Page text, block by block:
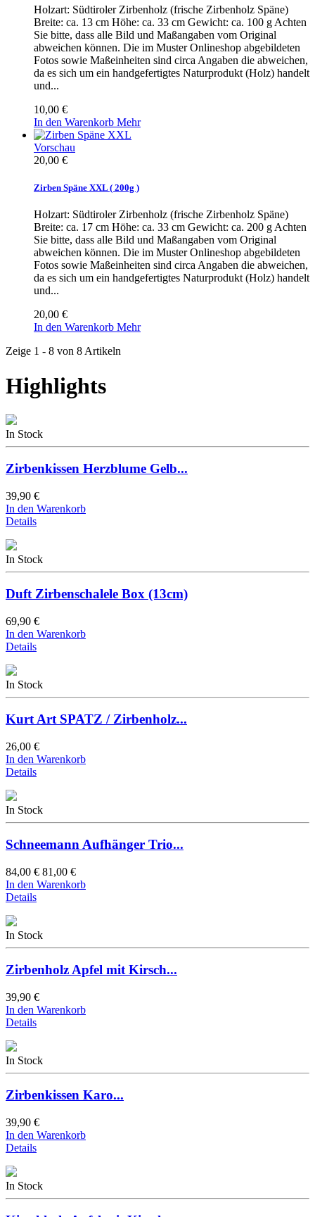
Holzart: Südtiroler Zirbenholz (frische Zirbenholz Späne)
Breite: ca. 13 cm Höhe: ca. 33 cm Gewicht: ca. 100 g Achten
Sie bitte, dass alle Bild und Maßangaben vom Original
abweichen können. Die im Muster Onlineshop abgebildeten
Fotos sowie Maßeinheiten sind circa Angaben die abweichen,
da es sich um ein handgefertigtes Naturprodukt (Holz) handelt
und...
10,00 €
In den Warenkorb Mehr
Vorschau
20,00 €
Zirben Späne XXL ( 200g )
Holzart: Südtiroler Zirbenholz (frische Zirbenholz Späne)
Breite: ca. 17 cm Höhe: ca. 33 cm Gewicht: ca. 200 g Achten
Sie bitte, dass alle Bild und Maßangaben vom Original
abweichen können. Die im Muster Onlineshop abgebildeten
Fotos sowie Maßeinheiten sind circa Angaben die abweichen,
da es sich um ein handgefertigtes Naturprodukt (Holz) handelt
und...
20,00 €
In den Warenkorb Mehr
Zeige 1 - 8 von 8 Artikeln
Highlights
In Stock
Zirbenkissen Herzblume Gelb...
39,90 €
In den Warenkorb
Details
In Stock
Duft Zirbenschalele Box (13cm)
69,90 €
In den Warenkorb
Details
In Stock
Kurt Art SPATZ / Zirbenholz...
26,00 €
In den Warenkorb
Details
In Stock
Schneemann Aufhänger Trio...
84,00 € 81,00 €
In den Warenkorb
Details
In Stock
Zirbenholz Apfel mit Kirsch...
39,90 €
In den Warenkorb
Details
In Stock
Zirbenkissen Karo...
39,90 €
In den Warenkorb
Details
In Stock